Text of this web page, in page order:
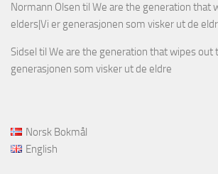
Normann Olsen til We are the generation that
elders|Vi er generasjonen som visker ut de
Sidsel til We are the generation that wipes out
generasjonen som visker ut de eldre
Norsk Bokmål
English